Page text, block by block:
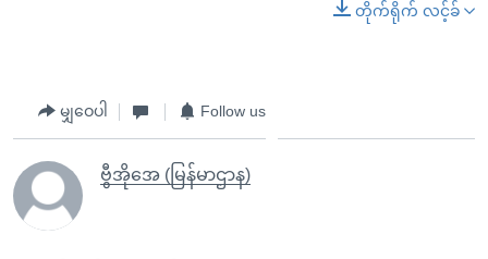
တိုက်ရိုက် လင့်ခ်
မျှဝေပါ Follow us
ဗွီအိုအေ (မြန်မာဌာန)